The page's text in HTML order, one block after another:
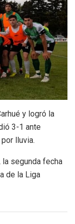
y logró la
3-1 ante
lluvia.
la segunda fecha
de la Liga